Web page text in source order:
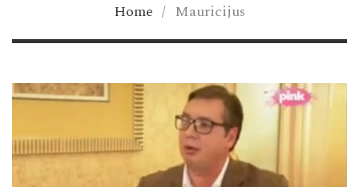
Home / Mauricijus